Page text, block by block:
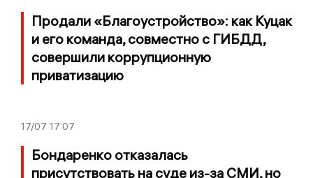
Продали «Благоустройство»: как Куцак
и его команда, совместно с ГИБДД,
совершили коррупционную
приватизацию
17/07 17:07
Бондаренко отказалась
присутствовать на суде из-за СМИ, но